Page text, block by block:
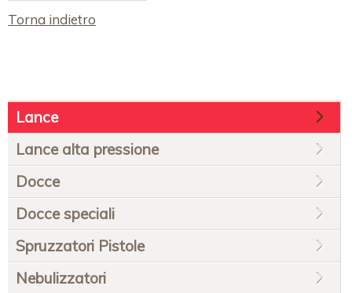
Torna indietro
Salta
la
navigazione
Lance
Lance alta pressione
Docce
Docce speciali
Spruzzatori Pistole
Nebulizzatori